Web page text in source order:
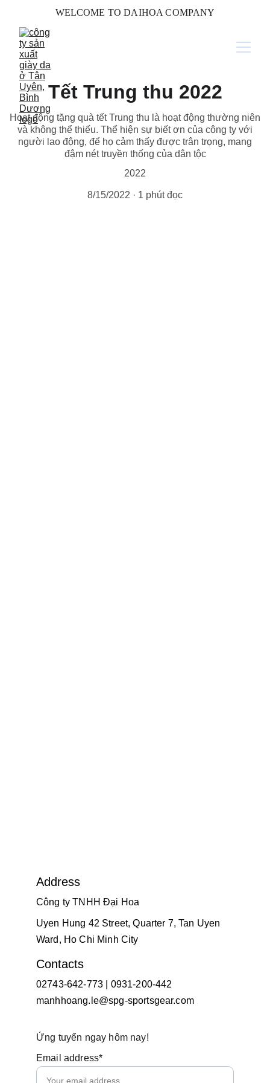
WELCOME TO DAIHOA COMPANY
Tết Trung thu 2022
Hoạt động tặng quà tết Trung thu là hoạt động thường niên
và không thể thiếu. Thể hiện sự biết ơn của công ty với
người lao động, để họ cảm thấy được trân trọng, mang
đậm nét truyền thống của dân tộc
2022
8/15/2022 1 phút đọc
Address
Công ty TNHH Đại Hoa
Uyen Hung 42 Street, Quarter 7, Tan Uyen
Ward, Ho Chi Minh City
Contacts
02743-642-773 | 0931-200-442
manhhoang.le@spg-sportsgear.com
Ứng tuyển ngay hôm nay!
Email address*